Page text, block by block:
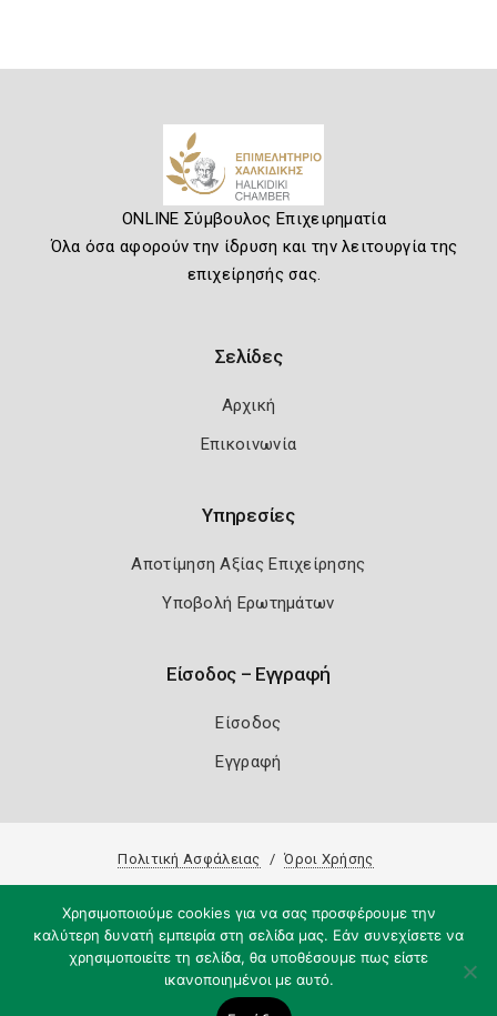
ONLINE Σύμβουλος Επιχειρηματία
Όλα όσα αφορούν την ίδρυση και την λειτουργία της
επιχείρησής σας.
Σελίδες
Αρχική
Επικοινωνία
Υπηρεσίες
Αποτίμηση Αξίας Επιχείρησης
Υποβολή Ερωτημάτων
Είσοδος – Εγγραφή
Είσοδος
Εγγραφή
Πολιτική Ασφάλειας Όροι Χρήσης
Χρησιμοποιούμε cookies για να σας προσφέρουμε την
καλύτερη δυνατή εμπειρία στη σελίδα μας. Εάν συνεχίσετε να
χρησιμοποιείτε τη σελίδα, θα υποθέσουμε πως είστε
ικανοποιημένοι με αυτό.